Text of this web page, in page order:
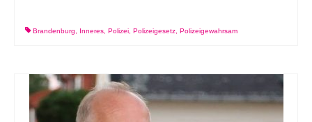
Brandenburg Inneres Polizei Polizeigesetz Polizeigewahrsam